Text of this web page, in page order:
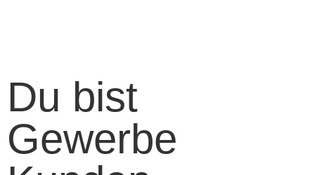
Du bist
Gewerbe